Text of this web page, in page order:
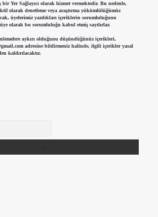
bir Yer Sağlayıcı olarak hizmet vermektedir. Bu nedenle,
olarak denetleme veya araştırma yükümlülüğümüz
üyelerimiz yazdıkları içeriklerin sorumluluğunu
olarak bu sorumluluğu kabul etmiş sayılırlar.
aykırı olduğunu düşündüğünüz içerikleri,
adresine bildirmeniz halinde, ilgili içerikler yasal
kaldırılacaktır.